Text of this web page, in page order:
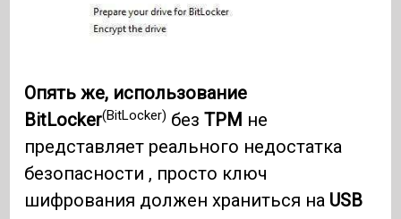
Опять же, использование
BitLocker(BitLocker) безTPM не
представляет реального недостатка
безопасности , просто ключ
шифрования должен храниться на USB